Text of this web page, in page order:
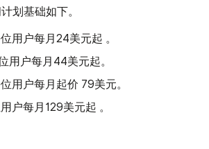
划基础如下。
用户每月24美元起 。
用户每月44美元起。
用户每月 起价 79美元。
户每月129美元起 。